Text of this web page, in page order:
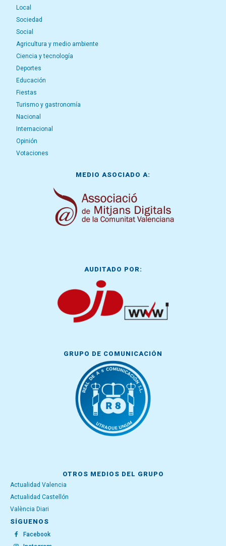
Local
Sociedad
Social
Agricultura y medio ambiente
Ciencia y tecnología
Deportes
Educación
Fiestas
Turismo y gastronomía
Nacional
Internacional
Opinión
Votaciones
MEDIO ASOCIADO A:
AUDITADO POR:
GRUPO DE COMUNICACIÓN
OTROS MEDIOS DEL GRUPO
Actualidad Valencia
Actualidad Castellón
València Diari
SÍGUENOS
Facebook